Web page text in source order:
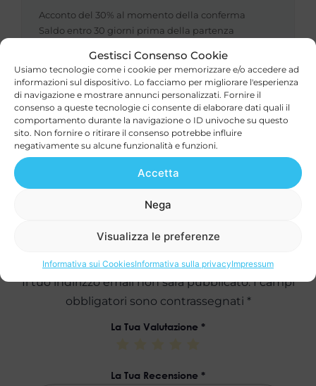
Gestisci Consenso Cookie
Usiamo tecnologie come i cookie per memorizzare e/o accedere ad
informazioni sul dispositivo. Lo facciamo per migliorare l'esperienza
di navigazione e mostrare annunci personalizzati. Fornire il
consenso a queste tecnologie ci consente di elaborare dati quali il
comportamento durante la navigazione o ID univoche su questo
sito. Non fornire o ritirare il consenso potrebbe influire
negativamente su alcune funzionalità e funzioni.
Accetta
Nega
Visualizza le preferenze
Informativa sui CookiesInformativa sulla privacyImpressum
Acconto del 30% al momento della conferma
Saldo entro 30 giorni prima della partenza
Recensioni
Aggiungi una recensione
Il tuo indirizzo email non sarà pubblicato. I campi
obbligatori sono contrassegnati *
La Tua Valutazione *
La Tua Recensione *